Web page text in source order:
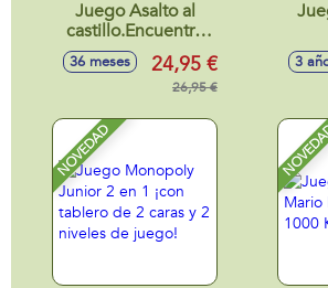
Juego Asalto al
castillo.Encuentra
antes que los
demas los
elementos que
cartas.
36 meses 24,95 €
26,95 €
3
NOVEDAD